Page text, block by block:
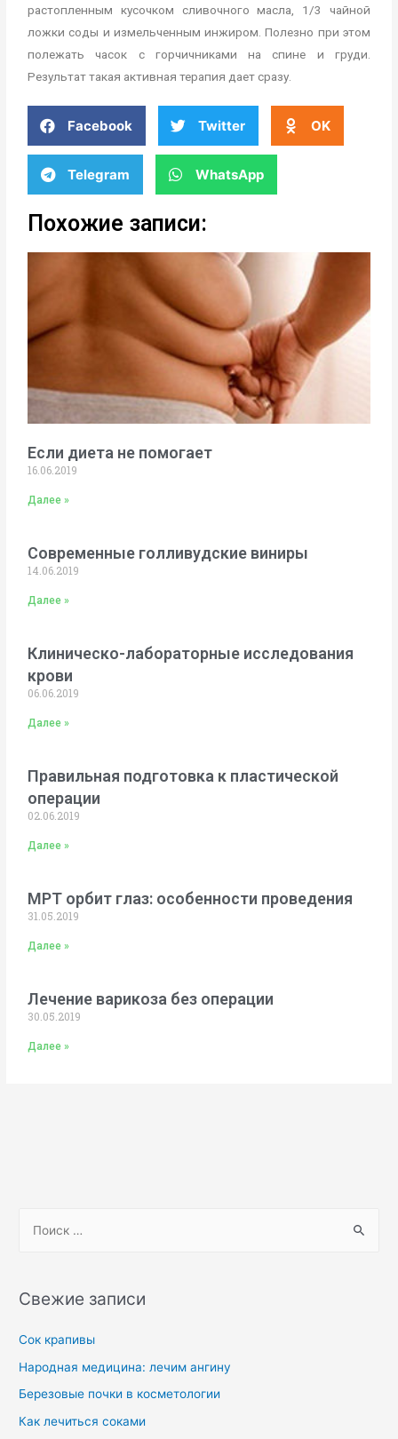
растопленным кусочком сливочного масла, 1/3 чайной
ложки соды и измельченным инжиром. Полезно при этом
полежать часок с горчичниками на спине и груди.
Результат такая активная терапия дает сразу.
Facebook Twitter OK
Telegram WhatsApp
Похожие записи:
Если диета не помогает
16.06.2019
Далее »
Современные голливудские виниры
14.06.2019
Далее »
Клиническо-лабораторные исследования
крови
06.06.2019
Далее »
Правильная подготовка к пластической
операции
02.06.2019
Далее »
МРТ орбит глаз: особенности проведения
31.05.2019
Далее »
Лечение варикоза без операции
30.05.2019
Далее »
Свежие записи
Сок крапивы
Народная медицина: лечим ангину
Березовые почки в косметологии
Как лечиться соками